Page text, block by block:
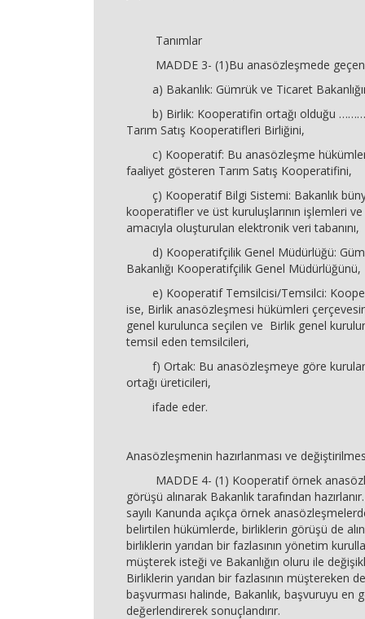
Tanımlar
MADDE 3- (1)Bu anasözleşmede
a) Bakanlık: Gümrük ve Ticaret
b) Birlik: Kooperatifin ortağı olduğu
Tarım Satış Kooperatifleri Birliğini,
c) Kooperatif: Bu anasözleşme
faaliyet gösteren Tarım Satış Kooperatifini,
ç) Kooperatif Bilgi Sistemi: Bakanlık
kooperatifler ve üst kuruluşlarının işlemleri ve
amacıyla oluşturulan elektronik veri tabanını,
d) Kooperatifçilik Genel Müdürlüğü:
Bakanlığı Kooperatifçilik Genel Müdürlüğünü,
e) Kooperatif Temsilcisi/Temsilci:
ise, Birlik anasözleşmesi hükümleri
genel kurulunca seçilen ve Birlik genel
temsil eden temsilcileri,
f) Ortak: Bu anasözleşmeye göre
ortağı üreticileri,
ifade eder.
Anasözleşmenin hazırlanması ve
MADDE 4- (1) Kooperatif örnek
görüşü alınarak Bakanlık tarafından
sayılı Kanunda açıkça örnek
belirtilen hükümlerde, birliklerin görüşü de
birliklerin yarıdan bir fazlasının yönetim
müşterek isteği ve Bakanlığın oluru ile
Birliklerin yarıdan bir fazlasının müştereken
başvurması halinde, Bakanlık, başvuruyu en
değerlendirerek sonuçlandırır.